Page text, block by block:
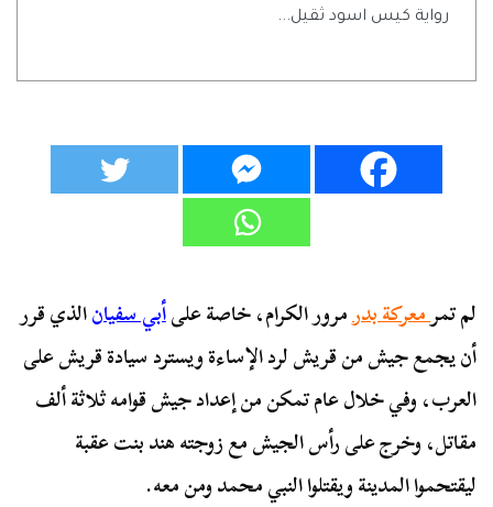
رواية كيس اسود ثقيل...
لم تمرمعركة بدرمرور الكرام، خاصة علىأبي سفيانالذي قرر
أن يجمع جيش من قريش لرد الإساءة ويسترد سيادة قريش على
العرب، وفي خلال عام تمكن من إعداد جيش قوامه ثلاثة ألف
مقاتل، وخرج على رأس الجيش مع زوجته هند بنت عقبة
ليقتحموا المدينة ويقتلوا النبي محمد ومن معه.